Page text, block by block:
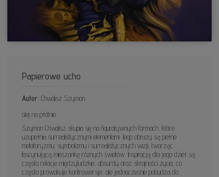
Papierowe ucho
Autor: Chwalisz Szymon
olej na płótnie
Szymon Chwalisz skupia się na figuratywnych formach, które
uzupełnia surrealistycznymi elementami. Jego obrazy są pełne
metaforyzmu, symbolizmu i surrealistycznych wizji, tworząc
fascynującą mieszankę różnych światów. Inspiracją dla jego dzieł są
często relacje międzyludzkie, absurdy oraz skrajności życia, co
często prowokuje kontrowersje, ale jednocześnie pobudza do